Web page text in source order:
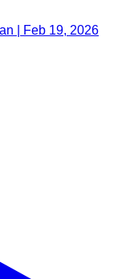
| Feb 19, 2026